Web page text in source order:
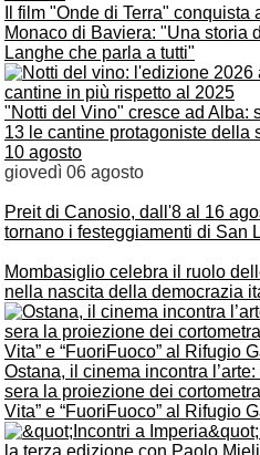
Il film "Onde di Terra" conquista
Monaco di Baviera: "Una storia
Langhe che parla a tutti"
"Notti del Vino" cresce ad Alba:
13 le cantine protagoniste della
10 agosto
giovedì 06 agosto
Preit di Canosio, dall'8 al 16
tornano i festeggiamenti di San
Mombasiglio celebra il ruolo
nella nascita della democrazia
Ostana, il cinema incontra l’arte:
sera la proiezione dei
Vita” e “FuoriFuoco” al Rifugio